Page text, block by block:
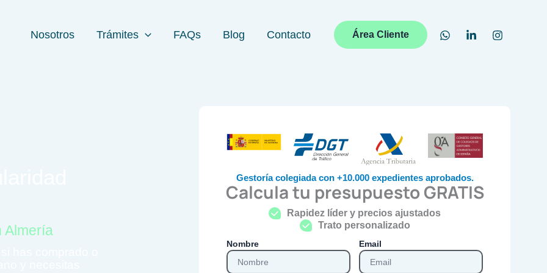
Nosotros Trámites FAQs Blog Contacto Área Cliente
Almería
Gestoría colegiada con +10.000 expedientes aprobados.
Calcula tu presupuesto GRATIS
Rapidez líder y precios ajustados
Trato personalizado
Nombre Email